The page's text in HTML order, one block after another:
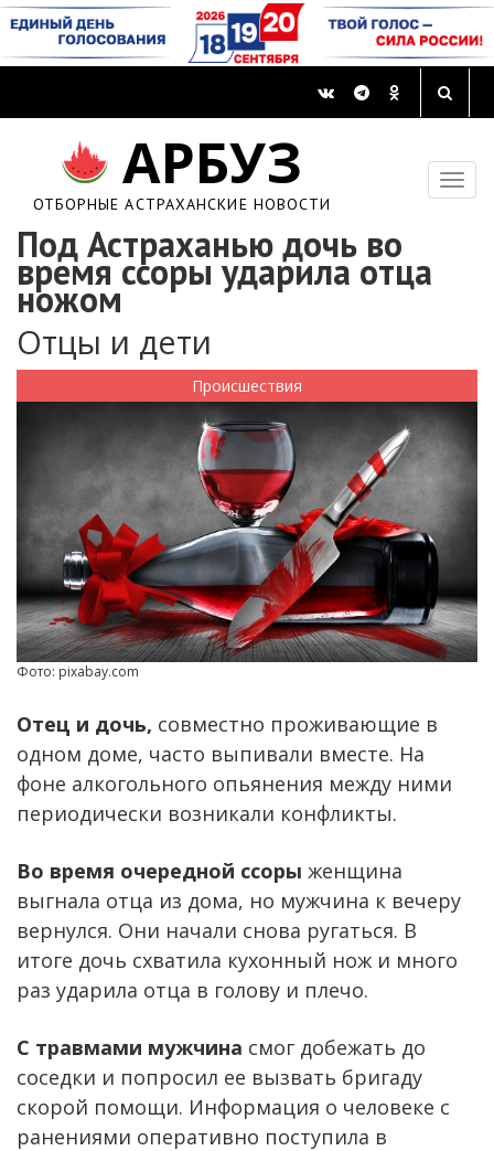
АРБУЗ
ОТБОРНЫЕ АСТРАХАНСКИЕ НОВОСТИ
Под Астраханью дочь во
время ссоры ударила отца
ножом
Отцы и дети
Происшествия
Фото: pixabay.com
Отец и дочь, совместно проживающие в
одном доме, часто выпивали вместе. На
фоне алкогольного опьянения между ними
периодически возникали конфликты.
Во время очередной ссоры женщина
выгнала отца из дома, но мужчина к вечеру
вернулся. Они начали снова ругаться. В
итоге дочь схватила кухонный нож и много
раз ударила отца в голову и плечо.
С травмами мужчина смог добежать до
соседки и попросил ее вызвать бригаду
скорой помощи. Информация о человеке с
ранениями оперативно поступила в